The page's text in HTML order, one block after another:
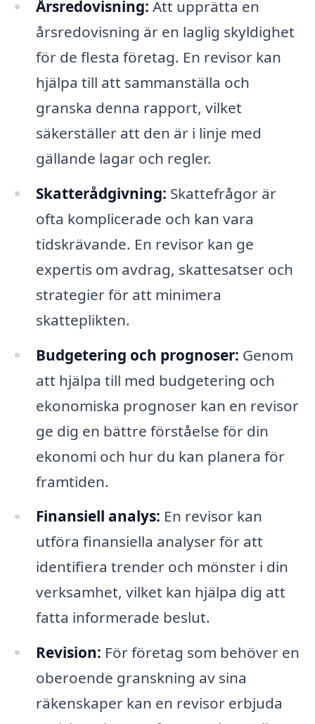
Årsredovisning: Att upprätta en
årsredovisning är en laglig skyldighet
för de flesta företag. En revisor kan
hjälpa till att sammanställa och
granska denna rapport, vilket
säkerställer att den är i linje med
gällande lagar och regler.
Skatterådgivning: Skattefrågor är
ofta komplicerade och kan vara
tidskrävande. En revisor kan ge
expertis om avdrag, skattesatser och
strategier för att minimera
skatteplikten.
Budgetering och prognoser: Genom
att hjälpa till med budgetering och
ekonomiska prognoser kan en revisor
ge dig en bättre förståelse för din
ekonomi och hur du kan planera för
framtiden.
Finansiell analys: En revisor kan
utföra finansiella analyser för att
identifiera trender och mönster i din
verksamhet, vilket kan hjälpa dig att
fatta informerade beslut.
Revision: För företag som behöver en
oberoende granskning av sina
räkenskaper kan en revisor erbjuda